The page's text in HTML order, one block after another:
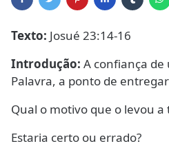
Texto: Josué 23:14-16
Introdução: A confiança de
Palavra, a ponto de
Qual o motivo que o levou a
Estaria certo ou errado?